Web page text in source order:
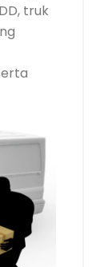
truk